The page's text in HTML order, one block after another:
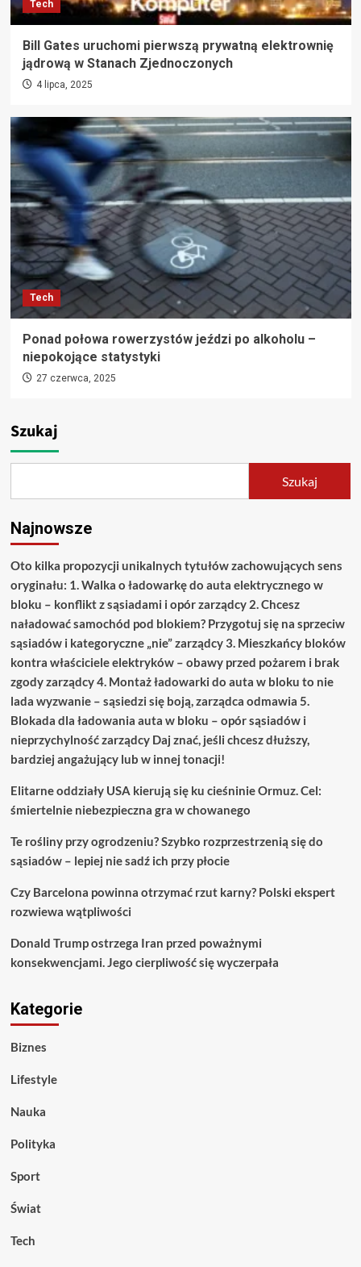
Tech
Bill Gates uruchomi pierwszą prywatną elektrownię
jądrową w Stanach Zjednoczonych
4 lipca, 2025
Tech
Ponad połowa rowerzystów jeździ po alkoholu –
niepokojące statystyki
27 czerwca, 2025
Szukaj
Szukaj
Najnowsze
Oto kilka propozycji unikalnych tytułów zachowujących sens
oryginału: 1. Walka o ładowarkę do auta elektrycznego w
bloku – konflikt z sąsiadami i opór zarządcy 2. Chcesz
naładować samochód pod blokiem? Przygotuj się na sprzeciw
sąsiadów i kategoryczne „nie” zarządcy 3. Mieszkańcy bloków
kontra właściciele elektryków – obawy przed pożarem i brak
zgody zarządcy 4. Montaż ładowarki do auta w bloku to nie
lada wyzwanie – sąsiedzi się boją, zarządca odmawia 5.
Blokada dla ładowania auta w bloku – opór sąsiadów i
nieprzychylność zarządcy Daj znać, jeśli chcesz dłuższy,
bardziej angażujący lub w innej tonacji!
Elitarne oddziały USA kierują się ku cieśninie Ormuz. Cel:
śmiertelnie niebezpieczna gra w chowanego
Te rośliny przy ogrodzeniu? Szybko rozprzestrzenią się do
sąsiadów – lepiej nie sadź ich przy płocie
Czy Barcelona powinna otrzymać rzut karny? Polski ekspert
rozwiewa wątpliwości
Donald Trump ostrzega Iran przed poważnymi
konsekwencjami. Jego cierpliwość się wyczerpała
Kategorie
Biznes
Lifestyle
Nauka
Polityka
Sport
Świat
Tech